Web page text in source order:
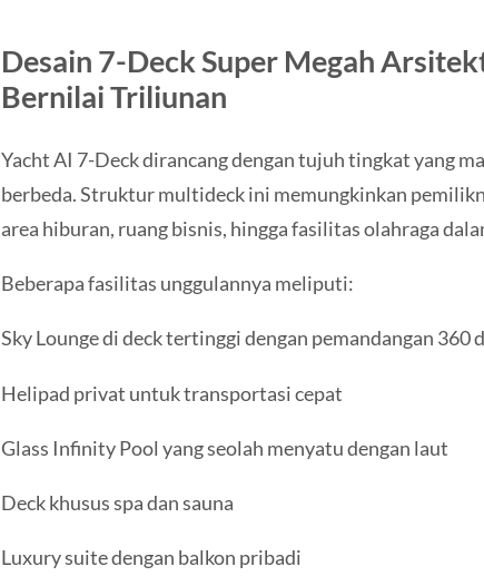
Desain 7-Deck Super Megah
Bernilai Triliunan
Yacht AI 7-Deck dirancang dengan tujuh tingkat yang
berbeda. Struktur multideck ini memungkinkan
area hiburan, ruang bisnis, hingga fasilitas olahraga
Beberapa fasilitas unggulannya meliputi:
Sky Lounge di deck tertinggi dengan pemandangan 360
Helipad privat untuk transportasi cepat
Glass Infinity Pool yang seolah menyatu dengan laut
Deck khusus spa dan sauna
Luxury suite dengan balkon pribadi